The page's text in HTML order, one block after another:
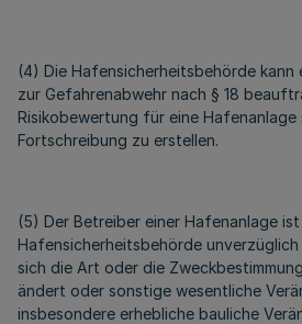
(4) Die Hafensicherheitsbehörde kann
zur Gefahrenabwehr nach § 18
Risikobewertung für eine Hafenanlage
Fortschreibung zu erstellen.
(5) Der Betreiber einer Hafenanlage
Hafensicherheitsbehörde
sich die Art oder die
ändert oder sonstige wesentliche
insbesondere erhebliche bauliche